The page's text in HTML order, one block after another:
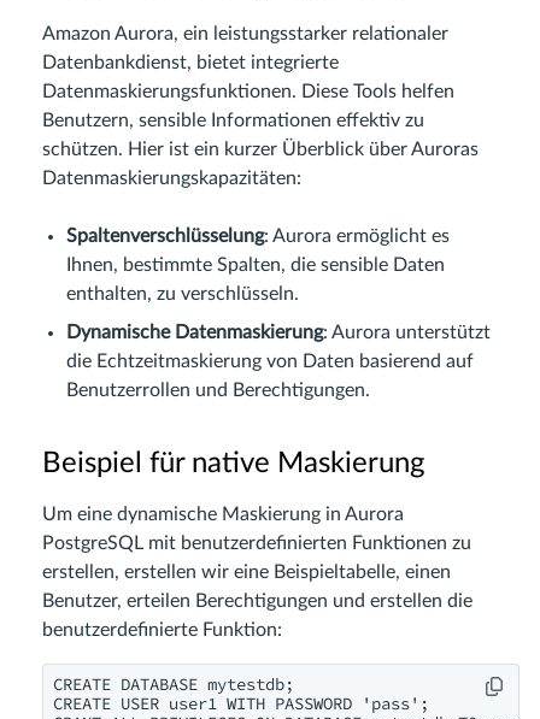
Amazon Aurora, ein leistungsstarker relationaler
Datenbankdienst, bietet integrierte
Datenmaskierungsfunktionen. Diese Tools helfen
Benutzern, sensible Informationen effektiv zu
schützen. Hier ist ein kurzer Überblick über Auroras
Datenmaskierungskapazitäten:
Spaltenverschlüsselung: Aurora ermöglicht es
Ihnen, bestimmte Spalten, die sensible Daten
enthalten, zu verschlüsseln.
Dynamische Datenmaskierung: Aurora unterstützt
die Echtzeitmaskierung von Daten basierend auf
Benutzerrollen und Berechtigungen.
Beispiel für native Maskierung
Um eine dynamische Maskierung in Aurora
PostgreSQL mit benutzerdefinierten Funktionen zu
erstellen, erstellen wir eine Beispieltabelle, einen
Benutzer, erteilen Berechtigungen und erstellen die
benutzerdefinierte Funktion:
CREATE DATABASE mytestdb;
CREATE USER user1 WITH PASSWORD 'pass';